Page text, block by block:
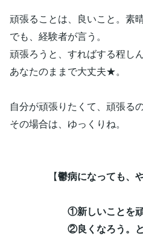
頑張ることは、良いこと。素晴
でも、経験者が言う。
頑張ろうと、すればする程し
あなたのままで大丈夫★。
自分が頑張りたくて、頑張る
その場合は、ゆっくりね。
【鬱病になっても、
①新しいことを
②良くなろう。